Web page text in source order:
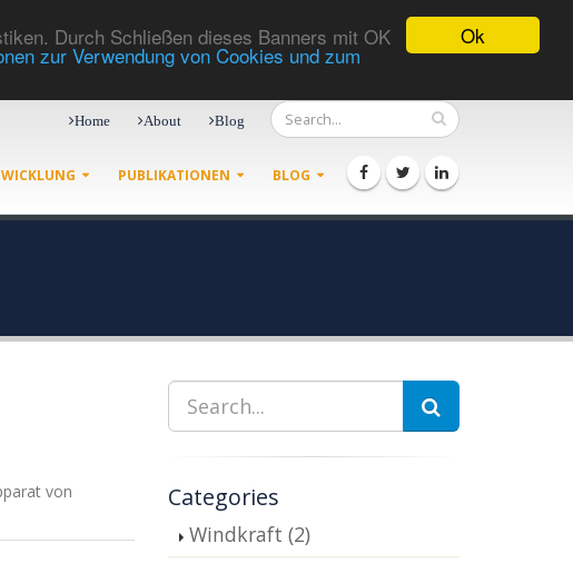
Ok
Durch Schließen dieses Banners mit OK
zur Verwendung von Cookies und zum
Home About Blog
PUBLIKATIONEN BLOG
von
Categories
Windkraft (2)